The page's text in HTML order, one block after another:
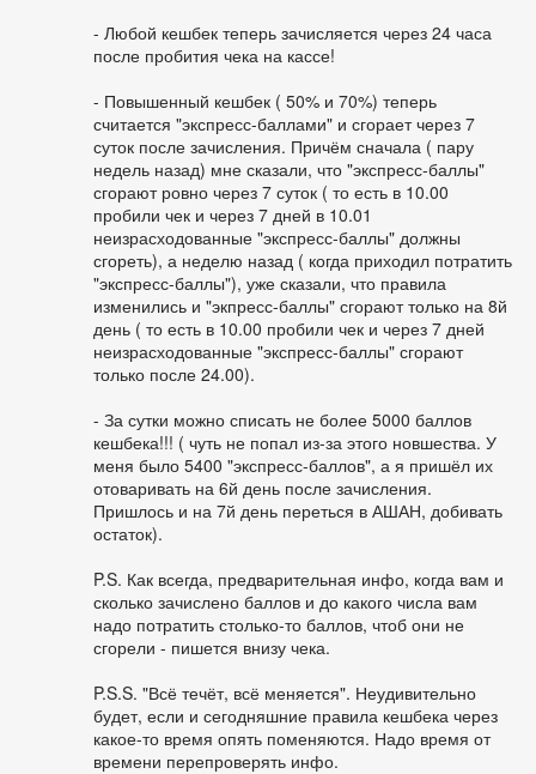
- Любой кешбек теперь зачисляется через 24 часа
после пробития чека на кассе!
- Повышенный кешбек ( 50% и 70%) теперь
считается "экспресс-баллами" и сгорает через 7
суток после зачисления. Причём сначала ( пару
недель назад) мне сказали, что "экспресс-баллы"
сгорают ровно через 7 суток ( то есть в 10.00
пробили чек и через 7 дней в 10.01
неизрасходованные "экспресс-баллы" должны
сгореть), а неделю назад ( когда приходил потратить
"экспресс-баллы"), уже сказали, что правила
изменились и "экпресс-баллы" сгорают только на 8й
день ( то есть в 10.00 пробили чек и через 7 дней
неизрасходованные "экспресс-баллы" сгорают
только после 24.00).
- За сутки можно списать не более 5000 баллов
кешбека!!! ( чуть не попал из-за этого новшества. У
меня было 5400 "экспресс-баллов", а я пришёл их
отоваривать на 6й день после зачисления.
Пришлось и на 7й день переться в АШАН, добивать
остаток).
P.S. Как всегда, предварительная инфо, когда вам и
сколько зачислено баллов и до какого числа вам
надо потратить столько-то баллов, чтоб они не
сгорели - пишется внизу чека.
P.S.S. "Всё течёт, всё меняется". Неудивительно
будет, если и сегодняшние правила кешбека через
какое-то время опять поменяются. Надо время от
времени перепроверять инфо.